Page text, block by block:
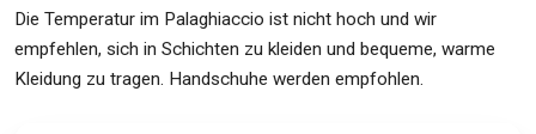
Die Temperatur im Palaghiaccio ist nicht hoch und wir
empfehlen, sich in Schichten zu kleiden und bequeme, warme
Kleidung zu tragen. Handschuhe werden empfohlen.